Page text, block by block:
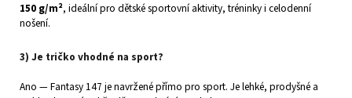
150 g/m², ideální pro dětské sportovní aktivity, tréninky i celodenní
nošení.
3) Je tričko vhodné na sport?
Ano — Fantasy 147 je navržené přímo pro sport. Je lehké, prodyšné a